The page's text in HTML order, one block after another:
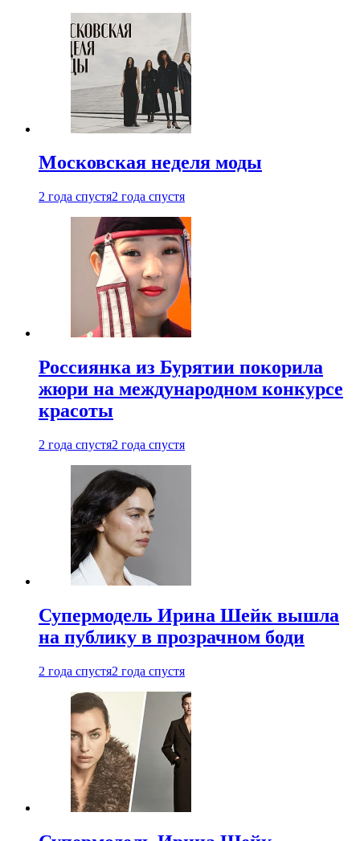
Московская неделя моды
2 года спустя2 года спустя
Россиянка из Бурятии покорила
жюри на международном конкурсе
красоты
2 года спустя2 года спустя
Супермодель Ирина Шейк вышла
на публику в прозрачном боди
2 года спустя2 года спустя